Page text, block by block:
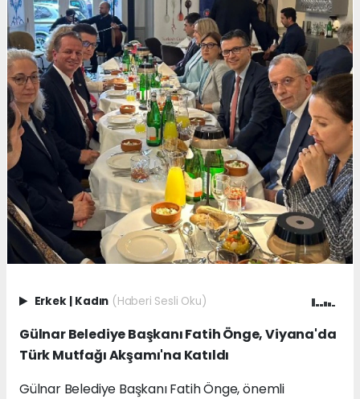
Erkek | Kadın (Haberi Sesli Oku)
Gülnar Belediye Başkanı Fatih Önge, Viyana'da
Türk Mutfağı Akşamı'na Katıldı
Gülnar Belediye Başkanı Fatih Önge, önemli